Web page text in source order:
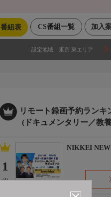
加入
CS番組一覧
番組表
設定地域： 東京 東エリア
リモート録画予約ランキ
(ドキュメンタリー／教
1
(4)
NIKKEI